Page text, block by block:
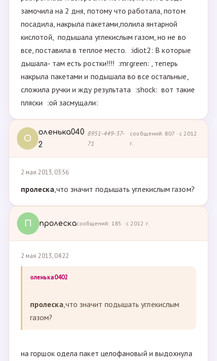
замочила на 2 дня, потому что работала, потом
посадила, накрыла пакетами,полила янтарной
кислотой, подышала углекислым газом, но не во
все, поставила в теплое место. :idiot2: В которые
дышала- там есть ростки!!!! :mrgreen: , теперь
накрыла пакетами и подышала во все остальные,
сложила ручки и жду результата :shock: вот такие
пляски :ой засмущали:
О
оленька040
2
8951-449-37-
71
сообщений: 807 · с 2012
г.
2 мая 2013, 03:56
пролеска,что значит подышать углекислым газом?
П пролескасообщений: 185 · с 2012 г.
2 мая 2013, 04:22
оленька0402
пролеска,что значит подышать углекислым
газом?
на горшок одела пакет целофановый и выдохнула